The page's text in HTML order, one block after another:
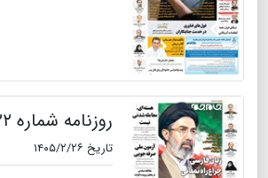
روزنامه شماره ۷۳۲۲
تاریخ ۱۴۰۵/۲/۲۶